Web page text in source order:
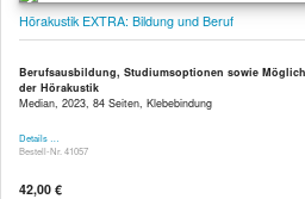
Hörakustik EXTRA: Bildung und Beruf
Berufsausbildung, Studiumsoptionen sowie
der Hörakustik
Median, 2023, 84 Seiten, Klebebindung
Details …
Bestell-Nr. 41057
42,00 €